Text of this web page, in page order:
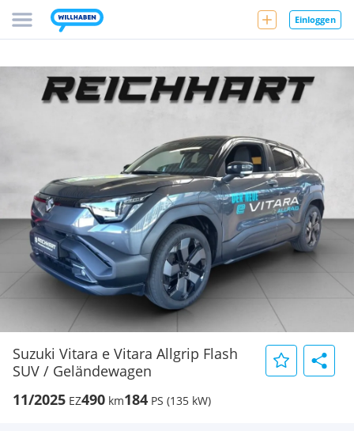
Einloggen
Suzuki Vitara e Vitara Allgrip Flash
SUV / Geländewagen
11/2025 EZ490 km184 PS (135 kW)